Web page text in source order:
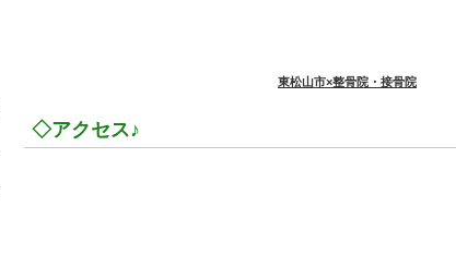
東松山市×整骨院・接骨院
◇アクセス♪